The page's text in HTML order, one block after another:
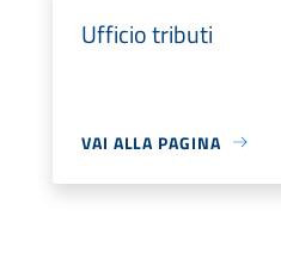
Ufficio tributi
VAI ALLA PAGINA